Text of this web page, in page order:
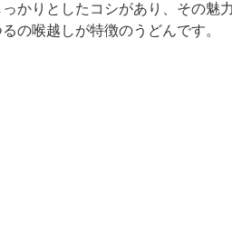
っかりとしたコシがあり、その魅
の喉越しが特徴のうどんです。